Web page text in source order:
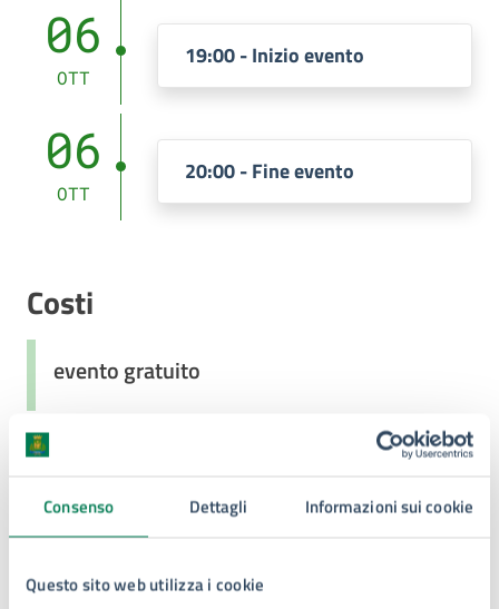
Consenso Dettagli Informazioni sui cookie
Questo sito web utilizza i cookie
06
OTT
19:00 - Inizio evento
06
OTT
20:00 - Fine evento
Costi
evento gratuito
Contatti
Benedetto Fabio Granata